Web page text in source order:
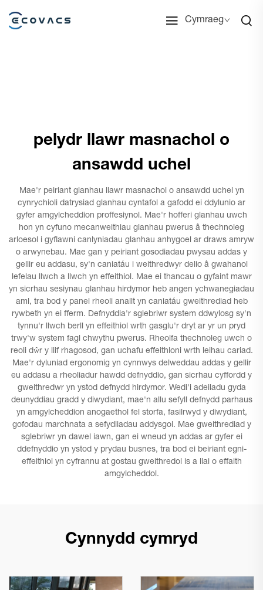
Cymraeg
pelydr llawr masnachol o
ansawdd uchel
Mae'r peiriant glanhau llawr masnachol o ansawdd uchel yn
cynrychioli datrysiad glanhau cyntafol a gafodd ei ddylunio ar
gyfer amgylcheddion proffesiynol. Mae'r hofferi glanhau uwch
hon yn cyfuno mecanweithiau glanhau pwerus â thechnoleg
arloesol i gyflawni canlyniadau glanhau anhygoel ar draws amryw
o arwynebau. Mae gan y peiriant gosodiadau pwysau addas y
gellir eu addasu, sy'n caniatáu i weithredwyr delio â gwahanol
lefelau llwch a llwch yn effeithiol. Mae ei thancau o gyfaint mawr
yn sicrhau sesiynau glanhau hirdymor heb angen ychwanegiadau
aml, tra bod y panel rheoli anallt yn caniatáu gweithrediad heb
rywbeth yn ei fferm. Defnyddia'r sglebriwr system ddwylosg sy'n
tynnu'r llwch berll yn effeithiol wrth gasglu'r dryt ar yr un pryd
trwy'w system fagl chwythu pwerus. Rheolfa thechnoleg uwch o
reoli dŵr y llif rhagosod, gan uchafu effeithloni wrth leihau cariad.
Mae'r dyluniad ergonomig yn cynnwys delweddau addas y gellir
eu addasu a rheoliadur hawdd defnyddio, gan sicrhau cyffordd y
gweithredwr yn ystod defnydd hirdymor. Wedi'i adeiladu gyda
deunyddiau gradd y diwydiant, mae'n allu sefyll defnydd parhaus
yn amgylcheddion anogaethol fel storfa, fasilrwyd y diwydiant,
gofodau marchnata a sefydliadau addysgol. Mae gweithrediad y
sglebriwr yn dawel iawn, gan ei wneud yn addas ar gyfer ei
ddefnyddio yn ystod y prydau busnes, tra bod ei beiriant egni-
effeithiol yn cyfrannu at gostau gweithredol is a llai o effaith
amgylcheddol.
Cynnydd cymryd